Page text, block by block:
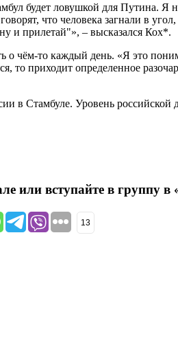
будет ловушкой для
что человека загнали в
и прилетай"», – высказался Кох*.
о чём-то каждый день. «Я это
приходит определенное
в Стамбуле. Уровень
или вступайте в группу в
13